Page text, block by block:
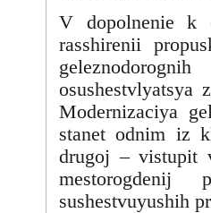
V dopolnenie k
rasshirenii
osushestvlyatsya
Modernizaciya
stanet odnim iz
drugoj – vistupit
sushestvuyushih